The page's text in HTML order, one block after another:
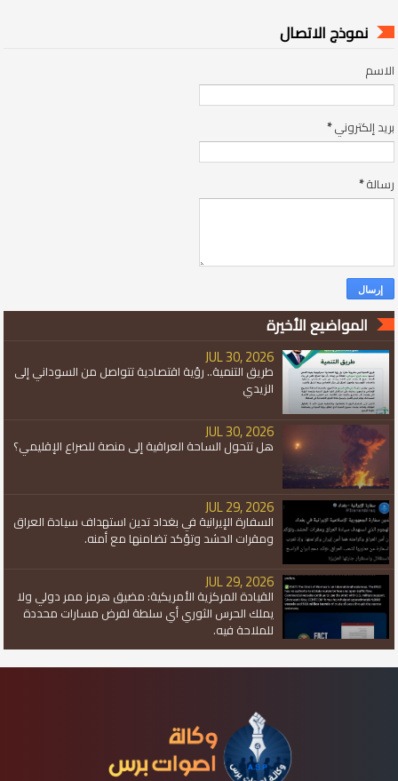
نموذج الاتصال
الاسم
بريد إلكتروني*
رسالة*
المواضيع الأخيرة
JUL 30, 2026
طريق التنمية.. رؤية اقتصادية تتواصل من السوداني إلى
الزيدي
JUL 30, 2026
هل تتحول الساحة العراقية إلى منصة للصراع الإقليمي؟
JUL 29, 2026
السفارة الإيرانية في بغداد تدين استهداف سيادة العراق
ومقرات الحشد وتؤكد تضامنها مع أمنه.
JUL 29, 2026
القيادة المركزية الأمريكية: مضيق هرمز ممر دولي ولا
يملك الحرس الثوري أي سلطة لفرض مسارات محددة
للملاحة فيه.